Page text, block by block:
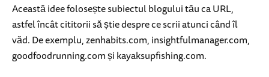
Această idee folosește subiectul blogului tău ca URL,
astfel încât cititorii să știe despre ce scrii atunci când îl
văd. De exemplu, zenhabits.com, insightfulmanager.com,
goodfoodrunning.com și kayaksupfishing.com.